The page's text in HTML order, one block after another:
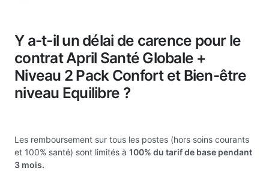
Y a-t-il un délai de carence pour le
contrat April Santé Globale +
Niveau 2 Pack Confort et Bien-être
niveau Equilibre ?
Les remboursement sur tous les postes (hors soins courants
et 100% santé) sont limités à 100% du tarif de base pendant
3 mois.